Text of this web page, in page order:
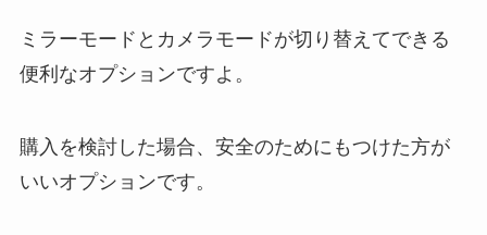
ミラーモードとカメラモードが切り替えてできる
便利なオプションですよ。
購入を検討した場合、安全のためにもつけた方が
いいオプションです。